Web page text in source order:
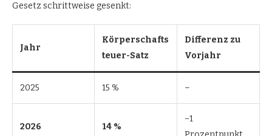
Gesetz schrittweise gesenkt:
Jahr
Körperschafts
teuer-Satz
Differenz zu
Vorjahr
2025 15 % –
2026 14 %
−1